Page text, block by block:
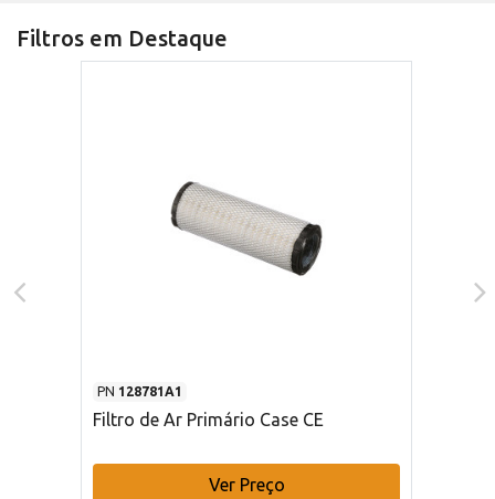
Filtros em Destaque
PN 128781A1
Filtro de Ar Primário Case CE
Ver Preço